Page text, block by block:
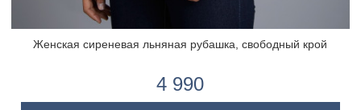
Женская сиреневая льняная рубашка, свободный крой
4 990